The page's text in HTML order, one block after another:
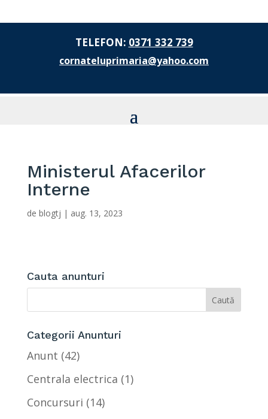
TELEFON: 0371 332 739
cornateluprimaria@yahoo.com
Ministerul Afacerilor
Interne
de blogtj | aug. 13, 2023
Cauta anunturi
Categorii Anunturi
Anunt (42)
Centrala electrica (1)
Concursuri (14)